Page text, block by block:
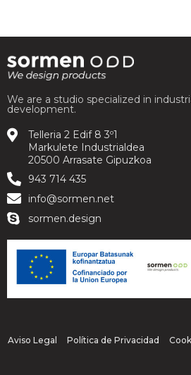
We are a studio specialized in
development.
Telleria 2 Edif 8 3º1
Markulete Industrialdea
20500 Arrasate Gipuzkoa
943 714 435
info@sormen.net
sormen.design
Aviso Legal Política de Privacidad